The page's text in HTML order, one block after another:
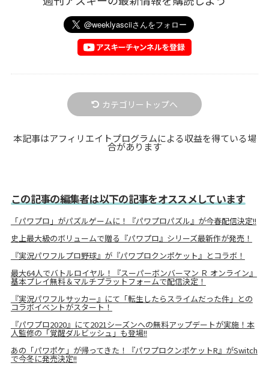
カテゴリートップへ
本記事はアフィリエイトプログラムによる収益を得ている場
合があります
この記事の編集者は以下の記事をオススメしています
「パワプロ」がパズルゲームに！『パワプロパズル』が今春配信決定!!
史上最大級のボリュームで贈る『パワプロ』シリーズ最新作が発売！
『実況パワフルプロ野球』が『パワプロクンポケット』とコラボ！
最大64人でバトルロイヤル！『スーパーボンバーマン Ｒ オンライン』
基本プレイ無料＆マルチプラットフォームで配信決定！
『実況パワフルサッカー』にて「転生したらスライムだった件」との
コラボイベントがスタート！
『パワプロ2020』にて2021シーズンへの無料アップデートが実施！本
人監修の「覚醒ダルビッシュ」も登場!!
あの「パワポケ」が帰ってきた！『パワプロクンポケットR』がSwitch
で今冬に発売決定!!